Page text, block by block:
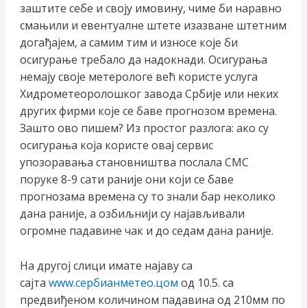
заштите себе и своју имовину, чиме би наравно
смањили и евентуалне штете изазване штетним
догађајем, а самим тим и износе које би
осигурање требало да надокнади. Осигурања
немају своје метерологе већ користе услуга
Хидрометеоролошког завода Србије или неких
других фирми које се баве прогнозом времена.
Зашто ово пишем? Из простог разлога: ако су
осигурања која користе овај сервис
упозоравања становништва послала СМС
поруке 8-9 сати раније они који се баве
прогнозама времена су то знали бар неколико
дана раније, а озбиљнији су најављивали
огромне падавине чак и до седам дана раније.
На другој слици имате најаву са
сајта www.сербианметео.цом од 10.5. са
предвиђеном количином падавина од 210мм по